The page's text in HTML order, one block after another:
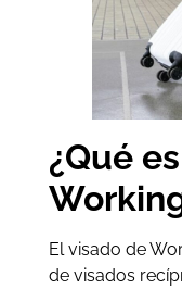
¿Qué
El visado de
de visados